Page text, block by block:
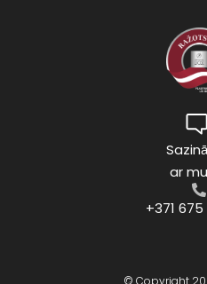
ar
+371
© Copyright